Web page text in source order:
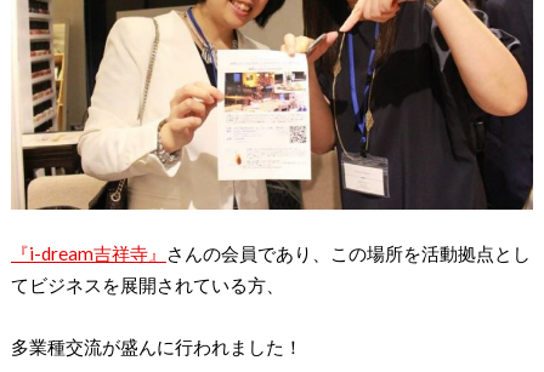
『i-dream吉祥寺』
さんの会員であり、この場所を活動拠点とし
てビジネスを展開されている方、
多業種交流が盛んに行われました！